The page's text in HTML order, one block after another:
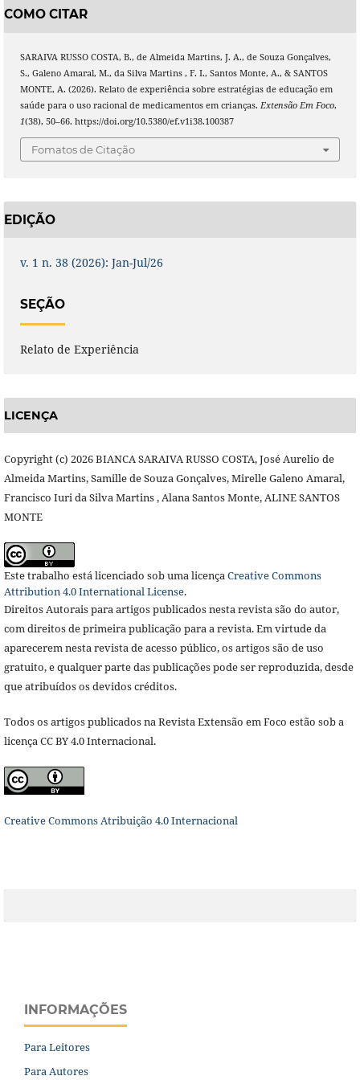
COMO CITAR
SARAIVA RUSSO COSTA, B., de Almeida Martins, J. A., de Souza Gonçalves,
S., Galeno Amaral, M., da Silva Martins , F. I., Santos Monte, A., & SANTOS
MONTE, A. (2026). Relato de experiência sobre estratégias de educação em
saúde para o uso racional de medicamentos em crianças. Extensão Em Foco,
1(38), 50–66. https://doi.org/10.5380/ef.v1i38.100387
Fomatos de Citação
EDIÇÃO
v. 1 n. 38 (2026): Jan-Jul/26
SEÇÃO
Relato de Experiência
LICENÇA
Copyright (c) 2026 BIANCA SARAIVA RUSSO COSTA, José Aurelio de
Almeida Martins, Samille de Souza Gonçalves, Mirelle Galeno Amaral,
Francisco Iuri da Silva Martins , Alana Santos Monte, ALINE SANTOS
MONTE
Este trabalho está licenciado sob uma licençaCreative Commons
Attribution 4.0 International License.
Direitos Autorais para artigos publicados nesta revista são do autor,
com direitos de primeira publicação para a revista. Em virtude da
aparecerem nesta revista de acesso público, os artigos são de uso
gratuito, e qualquer parte das publicações pode ser reproduzida, desde
que atribuídos os devidos créditos.
Todos os artigos publicados na Revista Extensão em Foco estão sob a
licença CC BY 4.0 Internacional.
Creative Commons Atribuição 4.0 Internacional
INFORMAÇÕES
Para Leitores
Para Autores